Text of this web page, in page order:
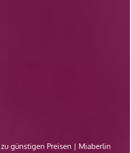
zu günstigen Preisen | Miaberlin